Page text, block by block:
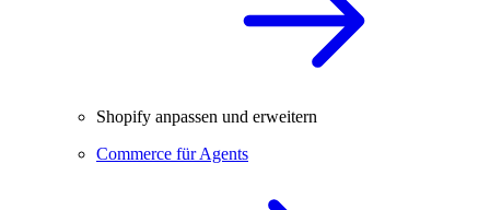
Shopify anpassen und erweitern
Commerce für Agents